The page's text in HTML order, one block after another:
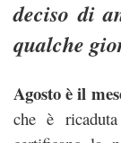
deciso di
qualche
Agosto è il
che è